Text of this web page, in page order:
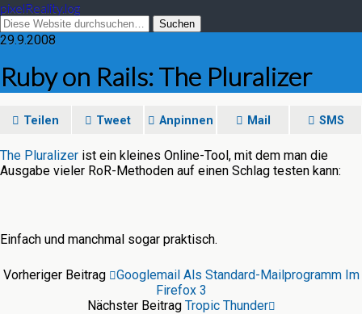
pixelReality.log
29.9.2008
Ruby on Rails: The Pluralizer
Teilen Tweet Anpinnen Mail SMS
The Pluralizer ist ein kleines Online-Tool, mit dem man die
Ausgabe vieler RoR-Methoden auf einen Schlag testen kann:
Einfach und manchmal sogar praktisch.
Vorheriger Beitrag
Googlemail Als Standard-Mailprogramm Im
Firefox 3
Nächster Beitrag Tropic Thunder